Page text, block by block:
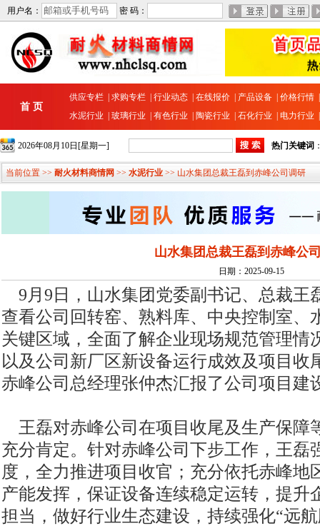
用户名： 密 码：
首 页
供应专栏 求购专栏 行业动态 在线报价 产品设备 价格行情
水泥行业
玻璃行业 有色行业 陶瓷行业 石化行业 电力行业
2026年08月10日[星期一] 热门关键词
当前位置 >> 耐火材料商情网 >> 水泥行业 >> 山水集团总裁王磊到赤峰公司调研
山水集团总裁王磊到赤峰公
日期：2025-09-15
9月9日，山水集团党委副书记、总裁王
查看公司回转窑、熟料库、中央控制室、
关键区域，全面了解企业现场规范管理情
以及公司新厂区新设备运行成效及项目收
赤峰公司总经理张仲杰汇报了公司项目建
王磊对赤峰公司在项目收尾及生产保障
充分肯定。针对赤峰公司下步工作，王磊
度，全力推进项目收官；充分依托赤峰地
产能发挥，保证设备连续稳定运转，提升
担当，做好行业生态建设，持续强化“远